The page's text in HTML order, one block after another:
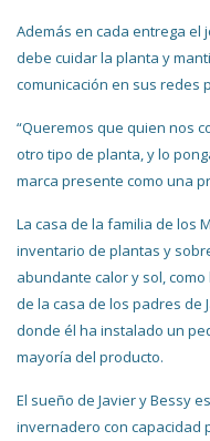
Además en cada entrega el
debe cuidar la planta y
comunicación en sus redes
“Queremos que quien nos
otro tipo de planta, y lo
marca presente como una
La casa de la familia de los
inventario de plantas y
abundante calor y sol,
de la casa de los padres de
donde él ha instalado un
mayoría del producto.
El sueño de Javier y Bessy
invernadero con capacidad